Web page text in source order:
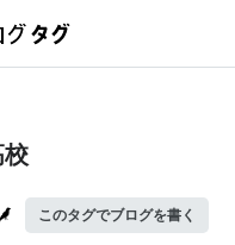
このタグでブログを書く